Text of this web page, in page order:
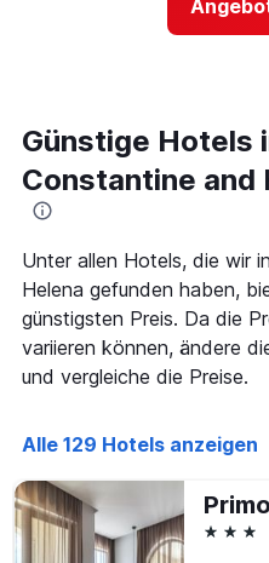
den
durchschnittlichen
Zimmerpreis
für
heute
Nacht
in
den
letzten
3
Tagen
anzeigt.
Tagen,
aggregiert
nach
Sternebewertung.
Das
hat
1
X-
Achse,
die
die
Sternen
anzeigt
Das
Diagramm
hat
Günstige Hotels
Constantine and
Unter allen Hotels, die wir
Helena gefunden haben,
günstigsten Preis. Da die
variieren können, ändere
und vergleiche die Preise.
Alle 129 Hotels anzeigen
3